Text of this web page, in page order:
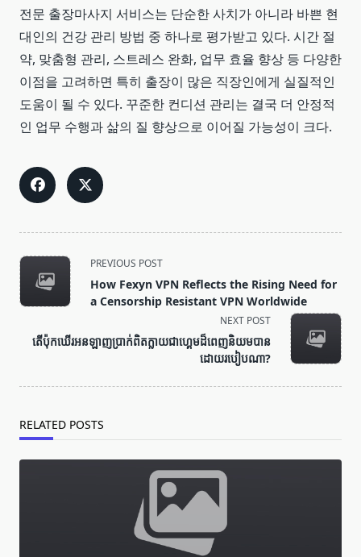
전문 출장마사지 서비스는 단순한 사치가 아니라 바쁜 현
대인의 건강 관리 방법 중 하나로 평가받고 있다. 시간 절
약, 맞춤형 관리, 스트레스 완화, 업무 효율 향상 등 다양한
이점을 고려하면 특히 출장이 많은 직장인에게 실질적인
도움이 될 수 있다. 꾸준한 컨디션 관리는 결국 더 안정적
인 업무 수행과 삶의 질 향상으로 이어질 가능성이 크다.
<span
class="nav-
subtitle
reader-
PREVIOUS POST
How Fexyn VPN Reflects the Rising Need for
a Censorship Resistant VPN Worldwide
NEXT POST
តើប៉ុកឃើរអនឡាញប្រាក់ពិតក្លាយជាហ្គេមដ៏ពេញនិយមបាន
ដោយរបៀបណា?
RELATED POSTS